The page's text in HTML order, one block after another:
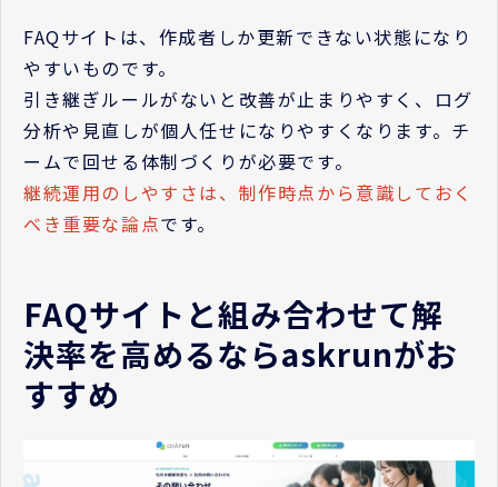
FAQサイトは、作成者しか更新できない状態になり
やすいものです。
引き継ぎルールがないと改善が止まりやすく、ログ
分析や見直しが個人任せになりやすくなります。チ
ームで回せる体制づくりが必要です。
継続運用のしやすさは、制作時点から意識しておく
べき重要な論点です。
FAQサイトと組み合わせて解
決率を高めるならaskrunがお
すすめ